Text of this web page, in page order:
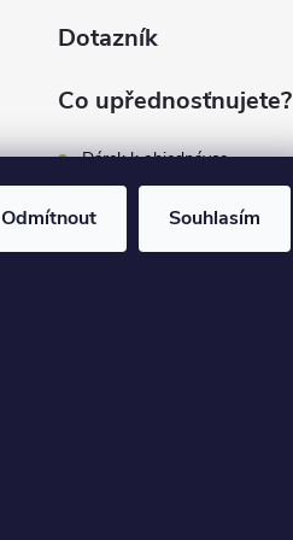
Odmítnout Souhlasím
Dotazník
Co upřednosťnujete?
Dárek k objednávce
Zákaznický servis
Dopravu zdarma